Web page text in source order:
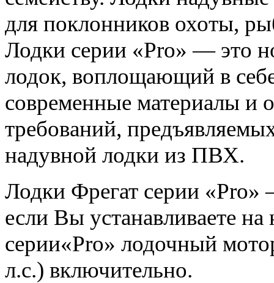
для поклонников охоты,
Лодки серии «Pro» — это
лодок, воплощающий в
современные материалы и
требований,
надувной лодки из ПВХ.
Лодки Фрегат серии
если Вы устанавливаете
серии«Pro» лодочный
л.с.) включительно.